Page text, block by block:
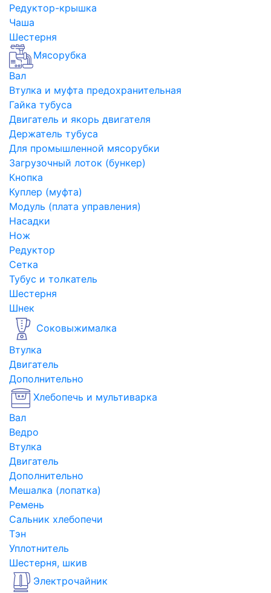
Редуктор-крышка
Чаша
Шестерня
Мясорубка
Вал
Втулка и муфта предохранительная
Гайка тубуса
Двигатель и якорь двигателя
Держатель тубуса
Для промышленной мясорубки
Загрузочный лоток (бункер)
Кнопка
Куплер (муфта)
Модуль (плата управления)
Насадки
Нож
Редуктор
Сетка
Тубус и толкатель
Шестерня
Шнек
Соковыжималка
Втулка
Двигатель
Дополнительно
Хлебопечь и мультиварка
Вал
Ведро
Втулка
Двигатель
Дополнительно
Мешалка (лопатка)
Ремень
Сальник хлебопечи
Тэн
Уплотнитель
Шестерня, шкив
Электрочайник